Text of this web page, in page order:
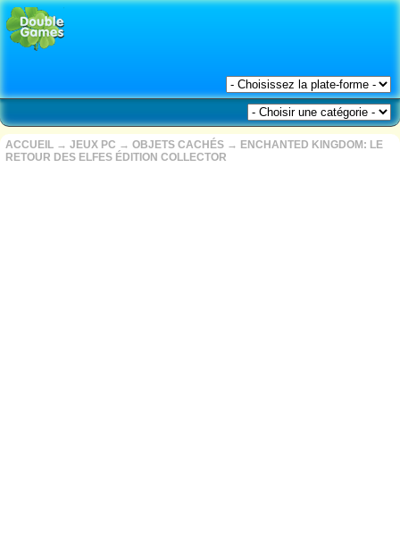
ACCUEIL → JEUX PC → OBJETS CACHÉS → ENCHANTED KINGDOM: LE
RETOUR DES ELFES ÉDITION COLLECTOR